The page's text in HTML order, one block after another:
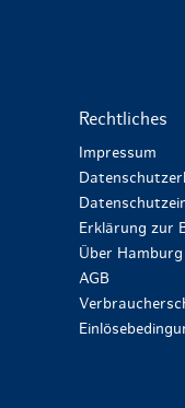
Rechtliches
Impressum
Erklärung zur
Über Hamburg
AGB